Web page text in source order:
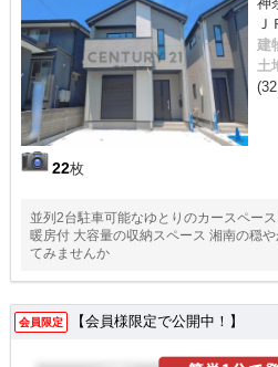
22枚
建
土
並列2台駐車可能なゆとりのカースペー
暖房付 大容量の収納スペース 湘南の穏
てみませんか
会員限定 【会員様限定で公開中！】